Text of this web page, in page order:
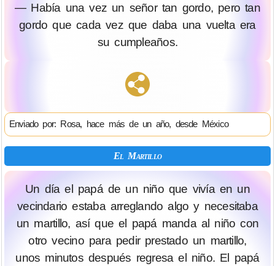
— Había una vez un señor tan gordo, pero tan
gordo que cada vez que daba una vuelta era
su cumpleaños.
Enviado por: Rosa, hace más de un año, desde México
El Martillo
Un día el papá de un niño que vivía en un
vecindario estaba arreglando algo y necesitaba
un martillo, así que el papá manda al niño con
otro vecino para pedir prestado un martillo,
unos minutos después regresa el niño. El papá